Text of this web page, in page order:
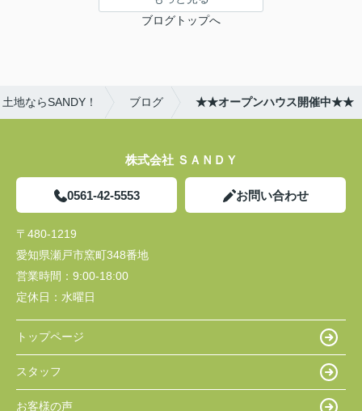
ブログトップへ
地ならSANDY！ ブログ ★★オープンハウス開催中★★
株式会社 ＳＡＮＤＹ
0561-42-5553 お問い合わせ
〒480-1219
愛知県瀬戸市窯町348番地
営業時間： 9:00-18:00
定休日： 水曜日
トップページ
スタッフ
お客様の声